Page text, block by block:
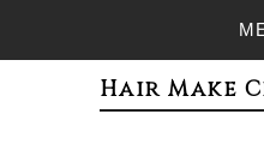
Hair Make